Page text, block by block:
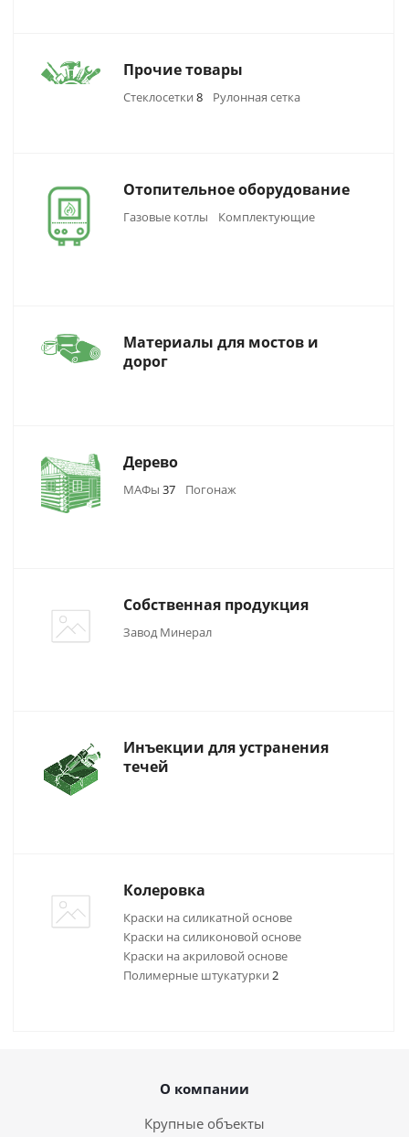
Прочие товары
Стеклосетки 8 Рулонная сетка
Отопительное оборудование
Газовые котлы Комплектующие
Материалы для мостов и
дорог
Дерево
МАФы 37 Погонаж
Собственная продукция
Завод Минерал
Инъекции для устранения
течей
Колеровка
Краски на силикатной основе
Краски на силиконовой основе
Краски на акриловой основе
Полимерные штукатурки 2
О компании
Крупные объекты